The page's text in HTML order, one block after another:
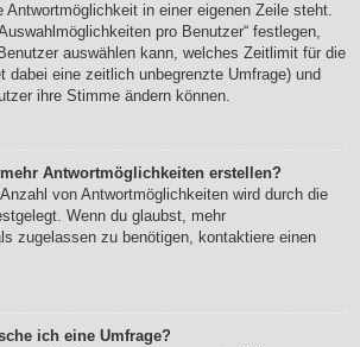
in einer eigenen Zeile steht.
pro Benutzer“ festlegen,
auswählen kann, welches Zeitlimit für die
dabei eine zeitlich unbegrenzte Umfrage) und
ihre Stimme ändern können.
Antwortmöglichkeiten erstellen?
von Antwortmöglichkeiten wird durch die
Wenn du glaubst, mehr
zugelassen zu benötigen, kontaktiere einen
ich eine Umfrage?